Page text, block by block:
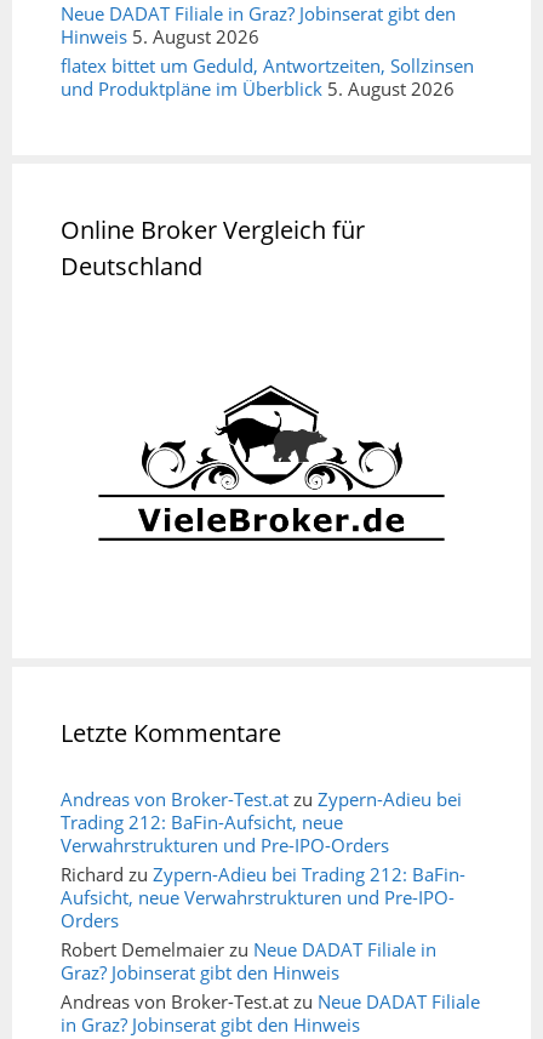
Neue DADAT Filiale in Graz? Jobinserat gibt den
Hinweis 5. August 2026
flatex bittet um Geduld, Antwortzeiten, Sollzinsen
und Produktpläne im Überblick 5. August 2026
Online Broker Vergleich für
Deutschland
Letzte Kommentare
Andreas von Broker-Test.at zu Zypern-Adieu bei
Trading 212: BaFin-Aufsicht, neue
Verwahrstrukturen und Pre-IPO-Orders
Richard zu Zypern-Adieu bei Trading 212: BaFin-
Aufsicht, neue Verwahrstrukturen und Pre-IPO-
Orders
Robert Demelmaier zu Neue DADAT Filiale in
Graz? Jobinserat gibt den Hinweis
Andreas von Broker-Test.at zu Neue DADAT Filiale
in Graz? Jobinserat gibt den Hinweis